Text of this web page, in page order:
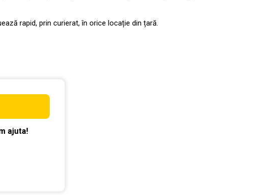
rapid, prin curierat, în orice locație din țară.
ajuta!